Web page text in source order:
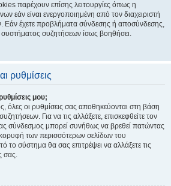
παρέχουν επίσης λειτουργίες όπως η
εάν είναι ενεργοποιημένη από τον διαχειριστή
Εάν έχετε προβλήματα σύνδεσης ή αποσύνδεσης,
συζητήσεων ίσως βοηθήσει.
ρυθμίσεις
μου;
όλες οι ρυθμίσεις σας αποθηκεύονται στη βάση
Για να τις αλλάξετε, επισκεφθείτε τον
σύνδεσμος μπορεί συνήθως να βρεθεί πατώντας
των περισσότερων σελίδων του
το σύστημα θα σας επιτρέψει να αλλάξετε τις
σας.